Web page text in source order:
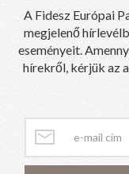
A Fidesz Európai
megjelenő
eseményeit.
hírekről, kérjük az